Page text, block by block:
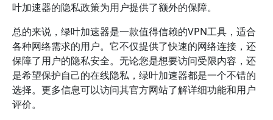
叶加速器的隐私政策为用户提供了额外的保障。
总的来说，绿叶加速器是一款值得信赖的VPN工具，适合
各种网络需求的用户。它不仅提供了快速的网络连接，还
保障了用户的隐私安全。无论您是想要访问受限内容，还
是希望保护自己的在线隐私，绿叶加速器都是一个不错的
选择。更多信息可以访问其官方网站了解详细功能和用户
评价。